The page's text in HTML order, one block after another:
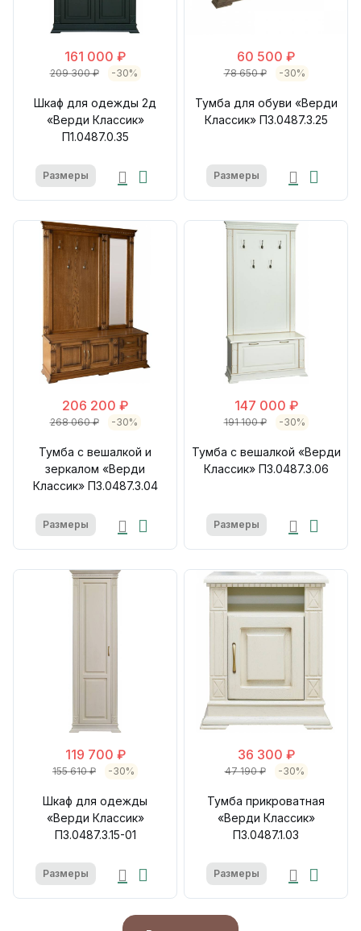
161 000 ₽
209 300 ₽ -30%
Шкаф для одежды 2д
«Верди Классик»
П1.0487.0.35
Размеры
60 500 ₽
78 650 ₽ -30%
Тумба для обуви «Верди
Классик» П3.0487.3.25
Размеры
206 200 ₽
268 060 ₽ -30%
Тумба с вешалкой и
зеркалом «Верди
Классик» П3.0487.3.04
Размеры
147 000 ₽
191 100 ₽ -30%
Тумба с вешалкой «Верди
Классик» П3.0487.3.06
Размеры
119 700 ₽
155 610 ₽ -30%
Шкаф для одежды
«Верди Классик»
П3.0487.3.15-01
Размеры
36 300 ₽
47 190 ₽ -30%
Тумба прикроватная
«Верди Классик»
П3.0487.1.03
Размеры